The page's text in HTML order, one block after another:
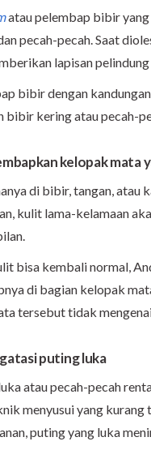
atau pelembap bibir
pecah-pecah. Saat
lapisan
bibir dengan
bibir kering atau pecah-
kelopak mata
di bibir, tangan, atau
kulit lama-kelamaan
bisa kembali normal,
di bagian kelopak
tersebut tidak
puting luka
atau pecah-pecah
menyusui yang kurang
puting yang luka